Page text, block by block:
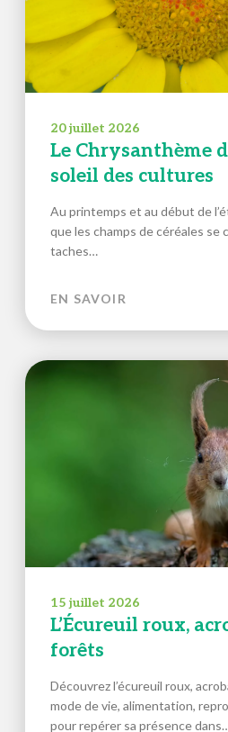
20 juillet 2026
Le Chrysanthème
soleil des cultures
Au printemps et au début de
que les champs de céréales se
taches…
EN SAVOIR
15 juillet 2026
L’Écureuil roux,
forêts
Découvrez l’écureuil roux,
mode de vie, alimentation,
pour repérer sa présence